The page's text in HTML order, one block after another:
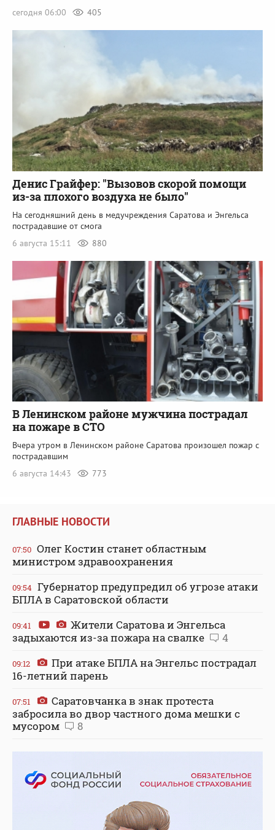
сегодня 06:00
405
Денис Грайфер: "Вызовов скорой помощи
из-за плохого воздуха не было"
На сегодняшний день в медучреждения Саратова и Энгельса
пострадавшие от смога
6 августа 15:11
880
В Ленинском районе мужчина пострадал
на пожаре в СТО
Вчера утром в Ленинском районе Саратова произошел пожар с
пострадавшим
6 августа 14:43
773
ГЛАВНЫЕ НОВОСТИ
07:50 Олег Костин станет областным
министром здравоохранения
09:54 Губернатор предупредил об угрозе атаки
БПЛА в Саратовской области
09:41
Жители Саратова и Энгельса
задыхаются из-за пожара на свалке
4
09:12
При атаке БПЛА на Энгельс пострадал
16-летний парень
07:51
Саратовчанка в знак протеста
забросила во двор частного дома мешки с
мусором
8